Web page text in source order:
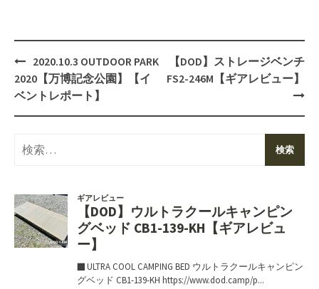
Post
navigation
2020.10.3 OUTDOOR PARK
2020【万博記念公園】【イ
ベントレポート】
【DOD】ストレージベンチ
FS2-246M【ギアレビュー】
検
索: